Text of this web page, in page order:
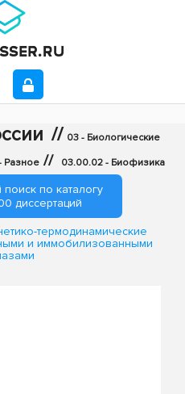
// 03 - Биологические
Разное // 03.00.02 - Биофизика
по каталогу
диссертаций
термодинамические
и иммобилизованными